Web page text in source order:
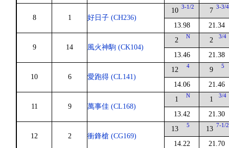
8 1 好日子 (CH236)
10 3-1/2
13.98
7 3-3/4
21.34
9 14 風火神駒 (CK104)
2 N
13.46
2 3/4
21.38
10 6 愛跑得 (CL141)
12 4
14.06
9 5
21.46
11 9 萬事佳 (CL168)
1 N
13.42
1 3/4
21.30
12 2 衝鋒槍 (CG169)
13 5
14.22
13 7-1/2
21.70